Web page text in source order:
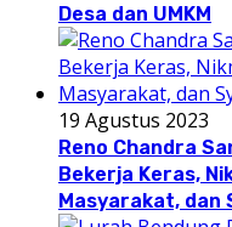
Desa dan UMKM
19 Agustus 2023
Reno Chandra
Bekerja Keras,
Masyarakat, dan